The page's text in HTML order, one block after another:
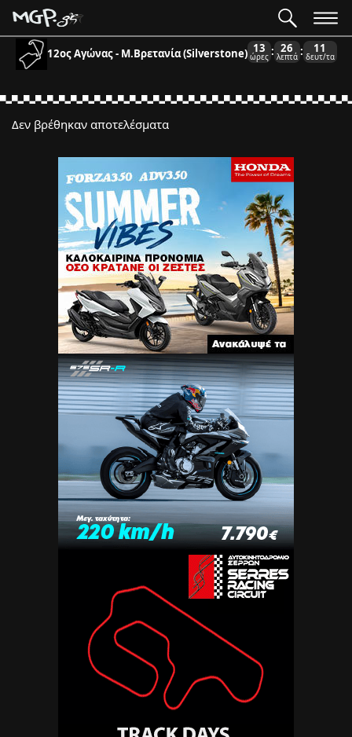
12ος Αγώνας - Μ.Βρετανία (Silverstone) 13
ώρες : 26
λεπτά : 11
δευτ/τα
Δεν βρέθηκαν αποτελέσματα